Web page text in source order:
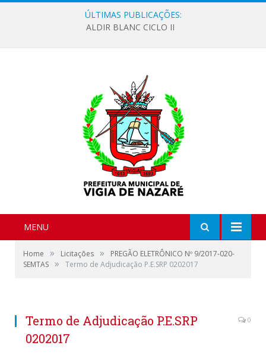
ÚLTIMAS PUBLICAÇÕES:
ALDIR BLANC CICLO II
MENU
Home » Licitações »
PREGÃO ELETRÔNICO Nº 9/2017-020-
SEMTAS » Termo de Adjudicação P.E.SRP 0202017
Termo de Adjudicação P.E.SRP
0202017
0